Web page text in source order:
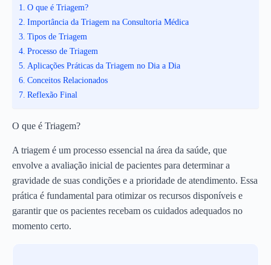
O que é Triagem?
Importância da Triagem na Consultoria Médica
Tipos de Triagem
Processo de Triagem
Aplicações Práticas da Triagem no Dia a Dia
Conceitos Relacionados
Reflexão Final
O que é Triagem?
A triagem é um processo essencial na área da saúde, que
envolve a avaliação inicial de pacientes para determinar a
gravidade de suas condições e a prioridade de atendimento. Essa
prática é fundamental para otimizar os recursos disponíveis e
garantir que os pacientes recebam os cuidados adequados no
momento certo.